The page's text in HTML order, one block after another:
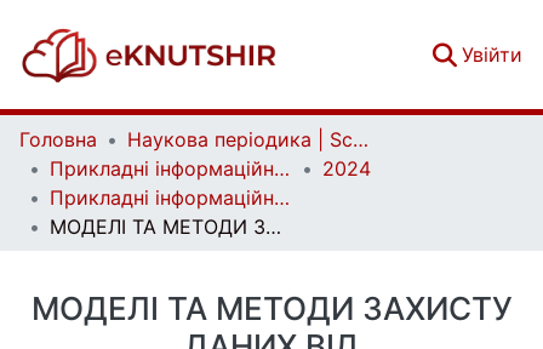
Увійти
Головна
Наукова періодика | Scientific periodicals
Прикладні інформаційні системи та технології в цифровому суспільстві | Applied Information Systems and Technologies in the Digital Society
2024
Прикладні інформаційні системи та технології в цифровому суспільстві. Вип. 1(1)
МОДЕЛІ ТА МЕТОДИ ЗАХИСТУ ДАНИХ ВІД НЕСАНКЦІОНОВАНОГО ДОСТУПУ НА ОСНОВІ БЛОКЧЕЙНУ
МОДЕЛІ ТА МЕТОДИ ЗАХИСТУ